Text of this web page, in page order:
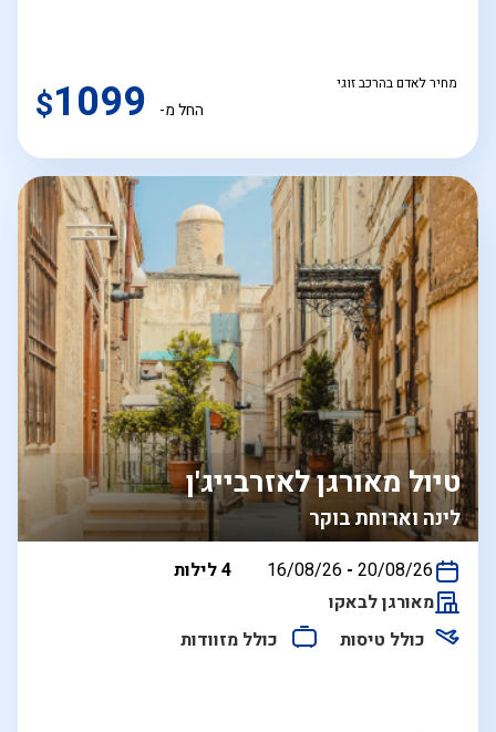
מחיר לאדם בהרכב זוגי
החל מ- $1099
לינה וארוחת בוקר
טיול מאורגן לאזרבייג'ן
בין
16/08/26 - 20/08/26
4 לילות
מאורגן לבאקו
כולל טיסות
כולל מזוודות